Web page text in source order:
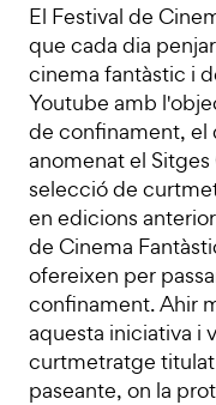
El Festival de
que cada dia
cinema fantàstic i
Youtube amb
de confinament, el
anomenat el
selecció de
en edicions
de Cinema
ofereixen per
confinament. Ahir
aquesta iniciativa i
curtmetratge
paseante, on la